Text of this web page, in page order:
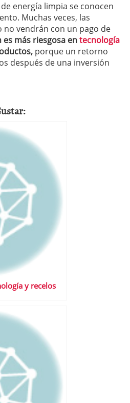
energía limpia se conocen
Muchas veces, las
no vendrán con un pago de
es más riesgosa entecnología
porque un retorno
después de una inversión
y recelos